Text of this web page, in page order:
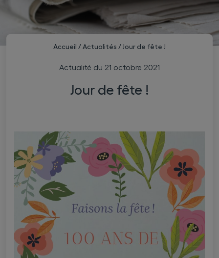
Accueil / Actualités / Jour de fête !
Actualité du 21 octobre 2021
Jour de fête !